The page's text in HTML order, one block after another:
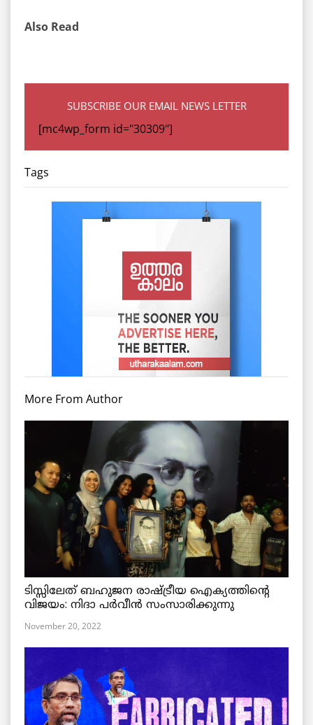
Also Read
SUBSCRIBE OUR EMAIL NEWS LETTER
[mc4wp_form id="30309"]
Tags
More From Author
ടിസ്സിലേത് ബഹുജന രാഷ്ട്രീയ ഐക്യത്തിന്റെ
വിജയം: നിദാ പർവീൻ സംസാരിക്കുന്നു
November 20, 2022